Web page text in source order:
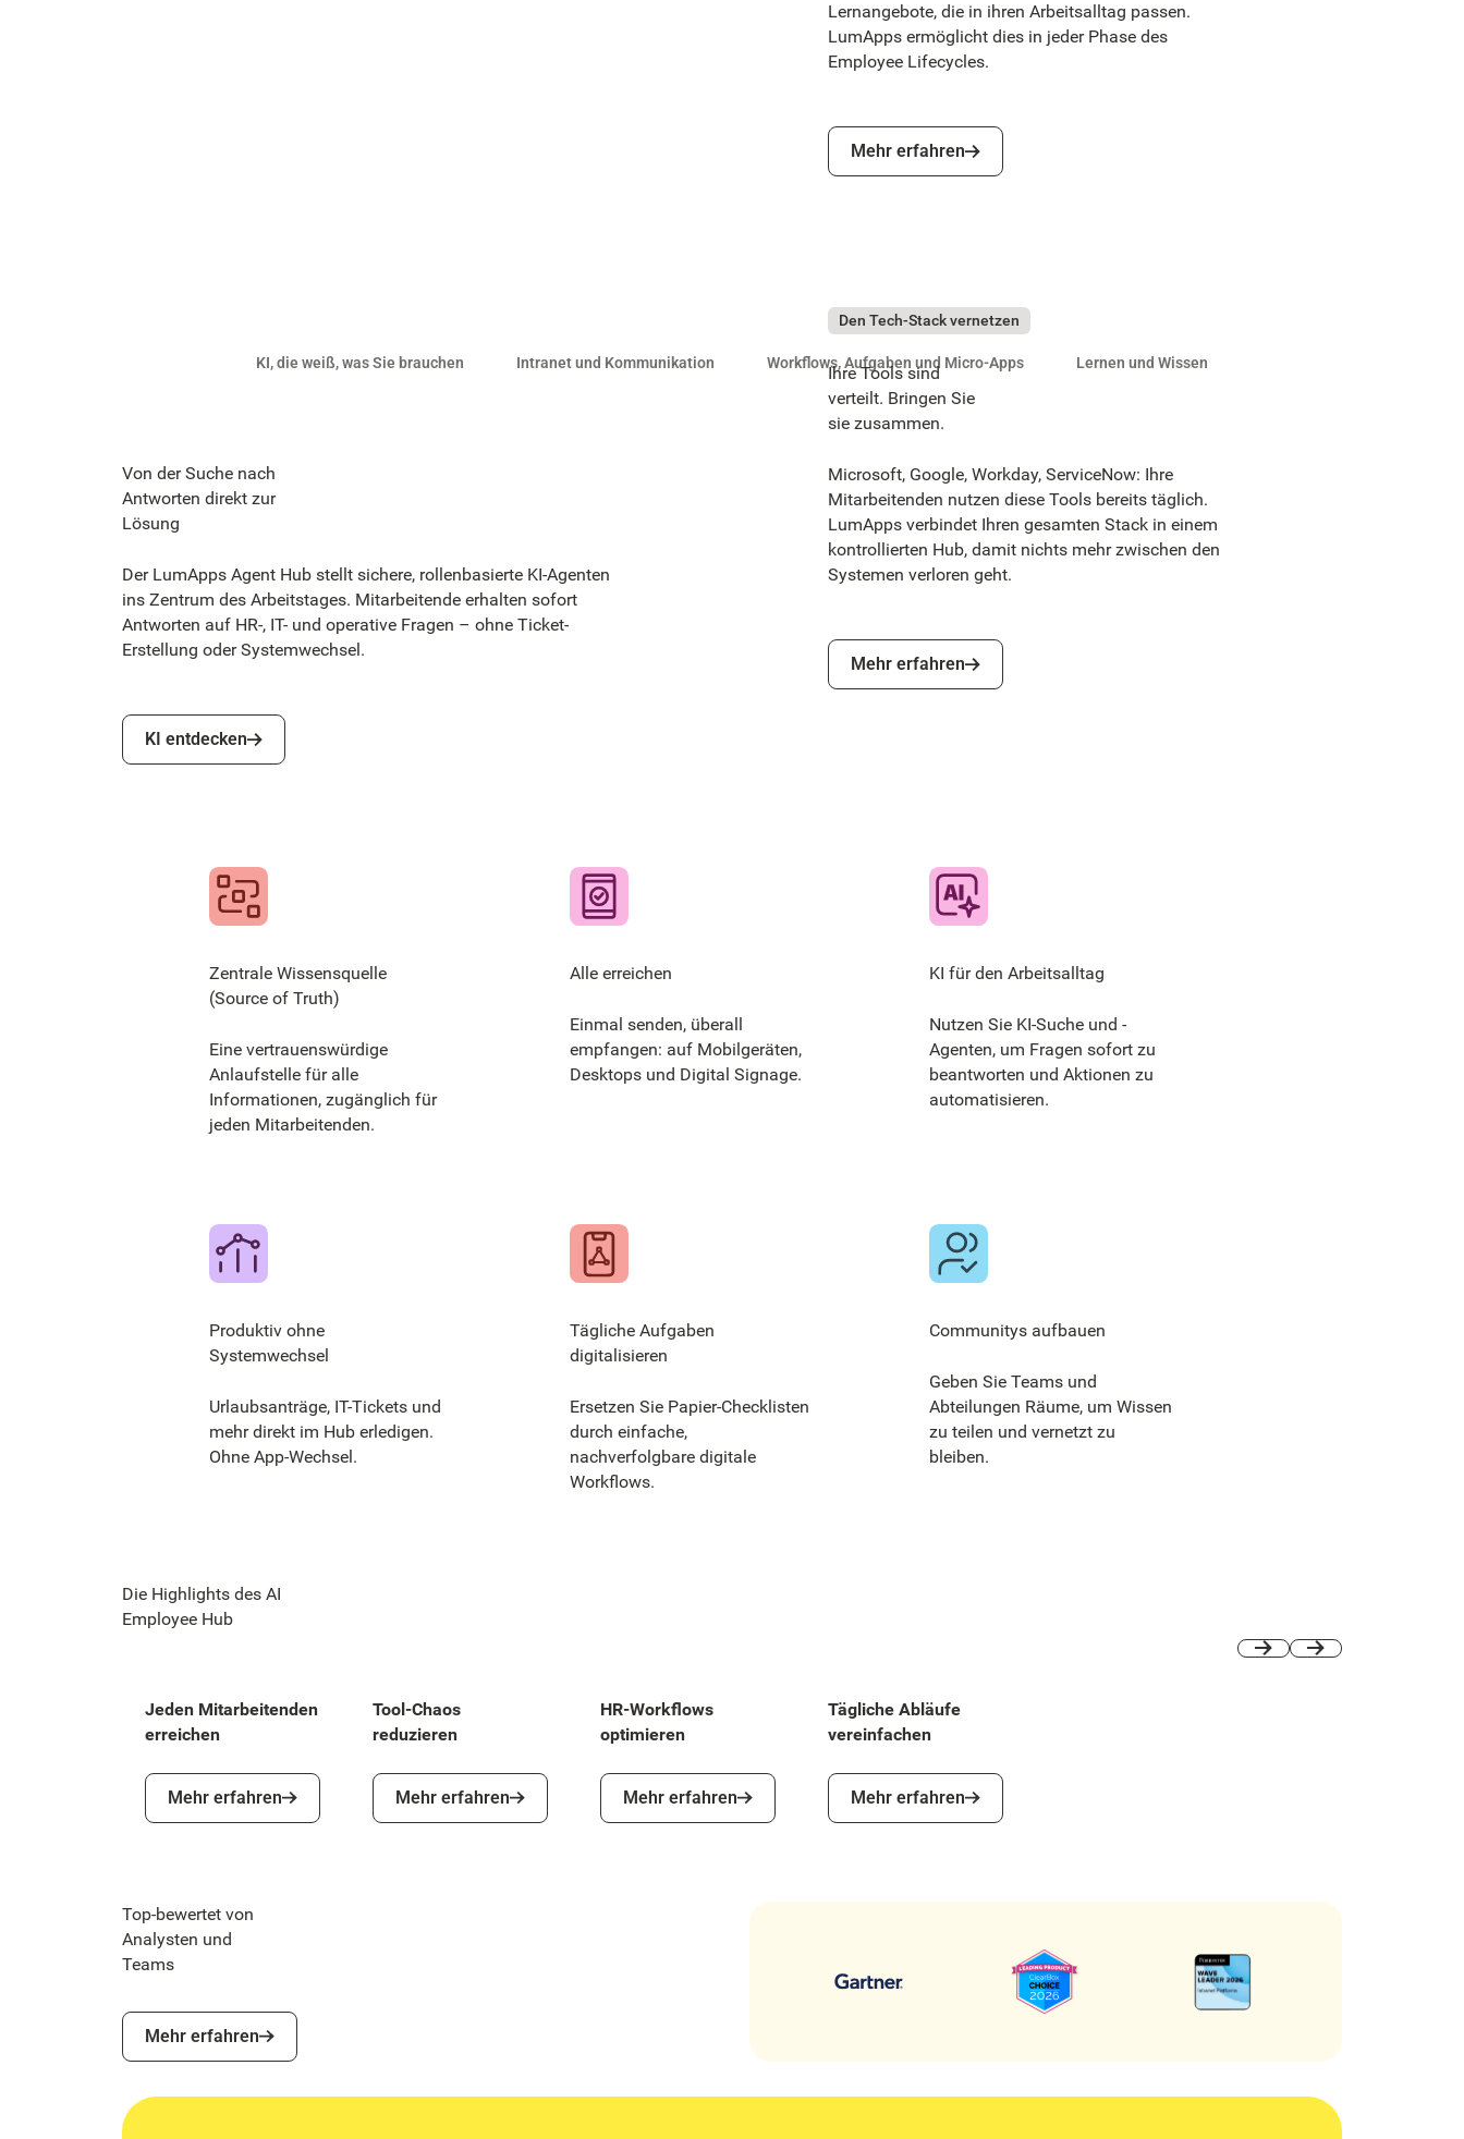
Lernangebote, die in ihren Arbeitsalltag passen.
LumApps ermöglicht dies in jeder Phase des
Employee Lifecycles.
Mehr erfahren
Mehr erfahren
Den Tech-Stack vernetzen
Ihre Tools sind
verteilt. Bringen Sie
sie zusammen.
Microsoft, Google, Workday, ServiceNow: Ihre
Mitarbeitenden nutzen diese Tools bereits täglich.
LumApps verbindet Ihren gesamten Stack in einem
kontrollierten Hub, damit nichts mehr zwischen den
Systemen verloren geht.
Mehr erfahren
Mehr erfahren
KI, die weiß, was Sie brauchen Intranet und Kommunikation Workflows, Aufgaben und Micro-Apps Lernen und Wissen
Von der Suche nach
Antworten direkt zur
Lösung
Der LumApps Agent Hub stellt sichere, rollenbasierte KI-Agenten
ins Zentrum des Arbeitstages. Mitarbeitende erhalten sofort
Antworten auf HR-, IT- und operative Fragen – ohne Ticket-
Erstellung oder Systemwechsel.
KI entdecken
KI entdecken
Zentrale Wissensquelle
(Source of Truth)
Eine vertrauenswürdige
Anlaufstelle für alle
Informationen, zugänglich für
jeden Mitarbeitenden.
Alle erreichen
Einmal senden, überall
empfangen: auf Mobilgeräten,
Desktops und Digital Signage.
KI für den Arbeitsalltag
Nutzen Sie KI-Suche und -
Agenten, um Fragen sofort zu
beantworten und Aktionen zu
automatisieren.
Produktiv ohne
Systemwechsel
Urlaubsanträge, IT-Tickets und
mehr direkt im Hub erledigen.
Ohne App-Wechsel.
Tägliche Aufgaben
digitalisieren
Ersetzen Sie Papier-Checklisten
durch einfache,
nachverfolgbare digitale
Workflows.
Communitys aufbauen
Geben Sie Teams und
Abteilungen Räume, um Wissen
zu teilen und vernetzt zu
bleiben.
Die Highlights des AI
Employee Hub
Jeden Mitarbeitenden
erreichen
Mehr erfahren
Mehr erfahren
Tool-Chaos
reduzieren
Mehr erfahren
Mehr erfahren
HR-Workflows
optimieren
Mehr erfahren
Mehr erfahren
Tägliche Abläufe
vereinfachen
Mehr erfahren
Mehr erfahren
Top-bewertet von
Analysten und
Teams
Mehr erfahren
Mehr erfahren